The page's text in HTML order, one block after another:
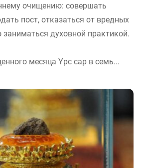
очищению: совершать
пост, отказаться от вредных
духовной практикой.
месяца Үрс сар в семь...